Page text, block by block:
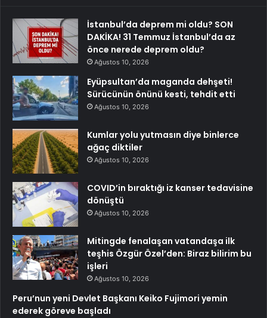
İstanbul’da deprem mi oldu? SON
DAKİKA! 31 Temmuz İstanbul’da az
önce nerede deprem oldu?
Ağustos 10, 2026
Eyüpsultan’da maganda dehşeti!
Sürücünün önünü kesti, tehdit etti
Ağustos 10, 2026
Kumlar yolu yutmasın diye binlerce
ağaç diktiler
Ağustos 10, 2026
COVID’in bıraktığı iz kanser tedavisine
dönüştü
Ağustos 10, 2026
Mitingde fenalaşan vatandaşa ilk
teşhis Özgür Özel’den: Biraz bilirim bu
işleri
Ağustos 10, 2026
Peru’nun yeni Devlet Başkanı Keiko Fujimori yemin
ederek göreve başladı